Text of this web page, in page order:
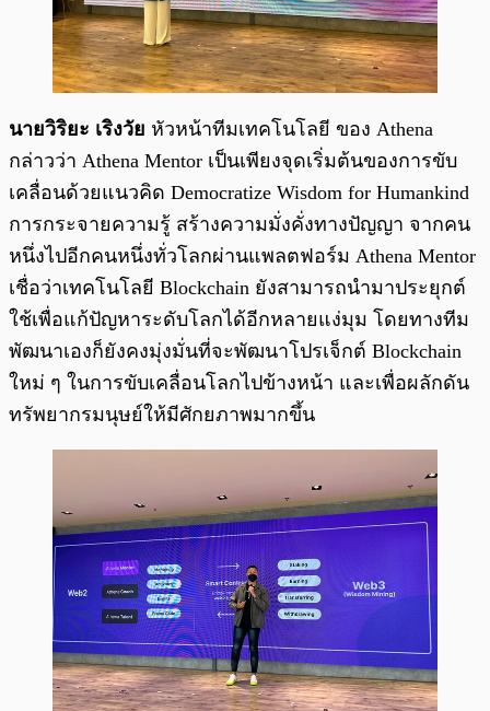
นายวิริยะ เริงวัย หัวหน้าทีมเทคโนโลยี ของ Athena
กล่าวว่า Athena Mentor เป็นเพียงจุดเริ่มต้นของการขับ
เคลื่อนด้วยแนวคิด Democratize Wisdom for Humankind
การกระจายความรู้ สร้างความมั่งคั่งทางปัญญา จากคน
หนึ่งไปอีกคนหนึ่งทั่วโลกผ่านแพลตฟอร์ม Athena Mentor
เชื่อว่าเทคโนโลยี Blockchain ยังสามารถนำมาประยุกต์
ใช้เพื่อแก้ปัญหาระดับโลกได้อีกหลายแง่มุม โดยทางทีม
พัฒนาเองก็ยังคงมุ่งมั่นที่จะพัฒนาโปรเจ็กต์ Blockchain
ใหม่ ๆ ในการขับเคลื่อนโลกไปข้างหน้า และเพื่อผลักดัน
ทรัพยากรมนุษย์ให้มีศักยภาพมากขึ้น